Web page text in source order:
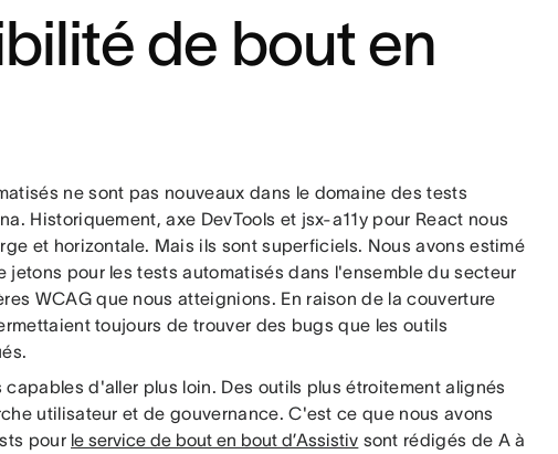
de bout en
ne sont pas nouveaux dans le domaine des tests
Historiquement, axe DevTools et jsx-a11y pour React nous
et horizontale. Mais ils sont superficiels. Nous avons estimé
jetons pour les tests automatisés dans l'ensemble du secteur
WCAG que nous atteignions. En raison de la couverture
toujours de trouver des bugs que les outils
d'aller plus loin. Des outils plus étroitement alignés
utilisateur et de gouvernance. C'est ce que nous avons
pour le service de bout en bout d’Assistiv sont rédigés de A à